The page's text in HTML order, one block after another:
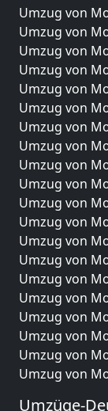
Umzug von
Umzug von
Umzug von
Umzug von
Umzug von
Umzug von
Umzug von
Umzug von
Umzug von
Umzug von
Umzug von
Umzug von
Umzug von
Umzug von
Umzug von
Umzug von
Umzug von
Umzug von
Umzug von
Umzug von
Umzüge-